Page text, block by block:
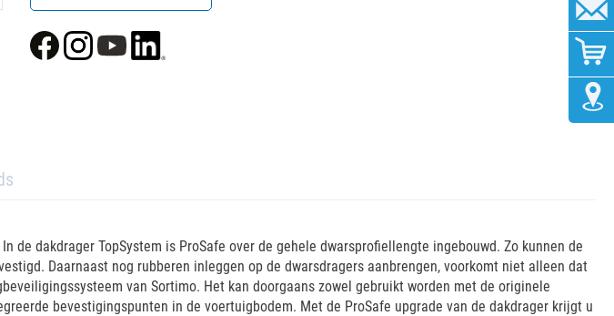
de dakdrager TopSystem is ProSafe over de gehele dwarsprofiellengte ingebouwd. Zo kunnen de
Daarnaast nog rubberen inleggen op de dwarsdragers aanbrengen, voorkomt niet alleen dat
van Sortimo. Het kan doorgaans zowel gebruikt worden met de originele
bevestigingspunten in de voertuigbodem. Met de ProSafe upgrade van de dakdrager krijgt u